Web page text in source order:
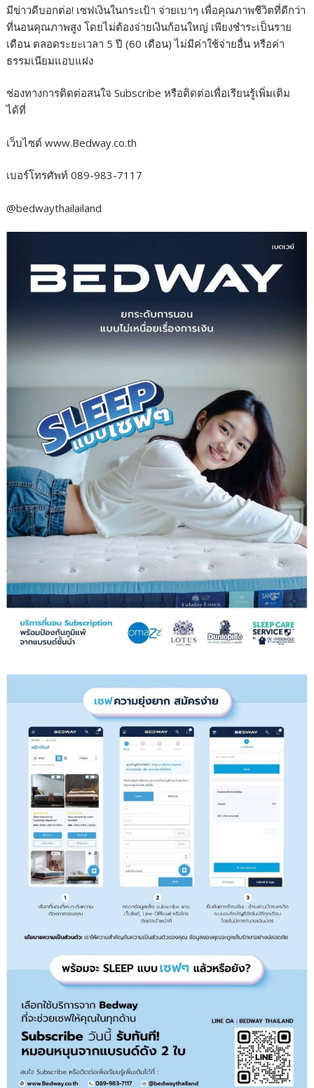
มีข่าวดีบอกต่อ! เซฟเงินในกระเป้า จ่ายเบาๆ เพื่อคุณภาพชีวิตที่ดีกว่า
ที่นอนคุณภาพสูง โดยไม่ต้องจ่ายเงินก้อนใหญ่ เพียงชำระเป็นราย
เดือน ตลอดระยะเวลา 5 ปี (60 เดือน) ไม่มีค่าใช้จ่ายอื่น หรือค่า
ธรรมเนียมแอบแฝง
ช่องทางการติดต่อสนใจ Subscribe หรือติดต่อเพื่อเรียนรู้เพิ่มเติม
ได้ที่
เว็บไซต์ www.Bedway.co.th
เบอร์โทรศัพท์ 089-983-7117
@bedwaythailailand